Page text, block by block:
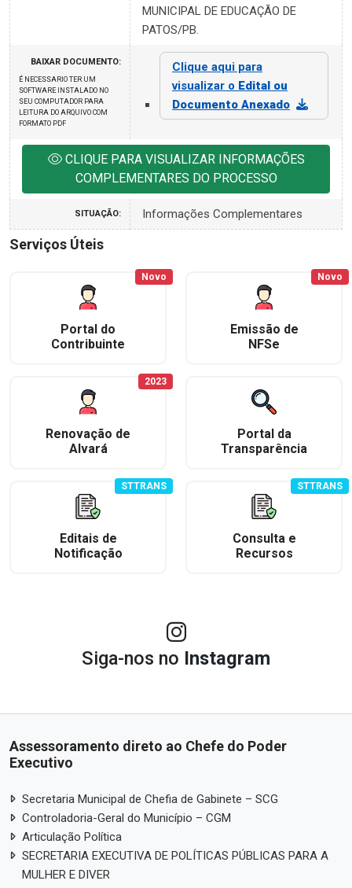
MUNICIPAL DE EDUCAÇÃO DE
PATOS/PB.
BAIXAR DOCUMENTO:
É NECESSARIO TER UM
SOFTWARE INSTALADO NO
SEU COMPUTADOR PARA
LEITURA DO ARQUIVO COM
FORMATO PDF
Clique aqui para
visualizar o Edital ou
Documento Anexado
CLIQUE PARA VISUALIZAR INFORMAÇÕES
COMPLEMENTARES DO PROCESSO
SITUAÇÃO: Informações Complementares
Serviços Úteis
Portal do
Contribuinte
Novo
Emissão de
NFSe
Novo
Renovação de
Alvará
2023
Portal da
Transparência
Editais de
Notificação
STTRANS
Consulta e
Recursos
STTRANS
Siga-nos no Instagram
Assessoramento direto ao Chefe do Poder
Executivo
Secretaria Municipal de Chefia de Gabinete – SCG
Controladoria-Geral do Município – CGM
Articulação Política
SECRETARIA EXECUTIVA DE POLÍTICAS PÚBLICAS PARA A
MULHER E DIVER